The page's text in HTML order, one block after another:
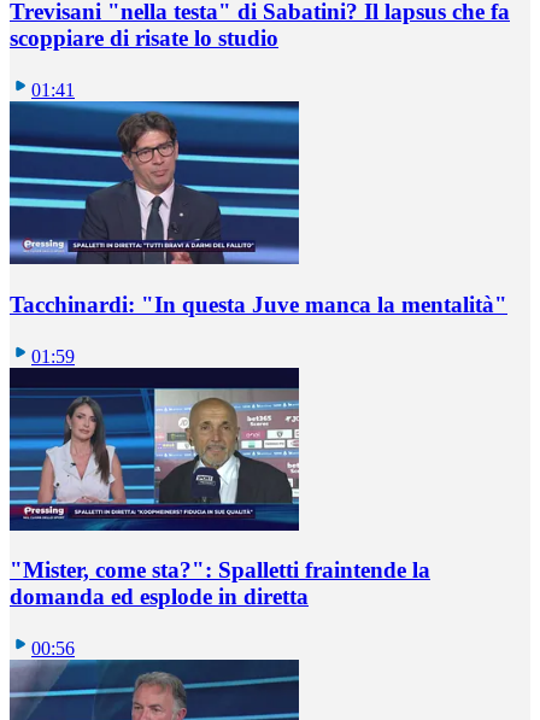
Trevisani "nella testa" di Sabatini? Il lapsus che fa
scoppiare di risate lo studio
01:41
Tacchinardi: "In questa Juve manca la mentalità"
01:59
"Mister, come sta?": Spalletti fraintende la
domanda ed esplode in diretta
00:56